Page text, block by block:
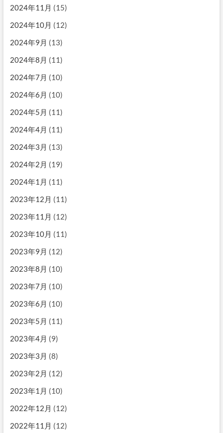
2024年11月 (15)
2024年10月 (12)
2024年9月 (13)
2024年8月 (11)
2024年7月 (10)
2024年6月 (10)
2024年5月 (11)
2024年4月 (11)
2024年3月 (13)
2024年2月 (19)
2024年1月 (11)
2023年12月 (11)
2023年11月 (12)
2023年10月 (11)
2023年9月 (12)
2023年8月 (10)
2023年7月 (10)
2023年6月 (10)
2023年5月 (11)
2023年4月 (9)
2023年3月 (8)
2023年2月 (12)
2023年1月 (10)
2022年12月 (12)
2022年11月 (12)